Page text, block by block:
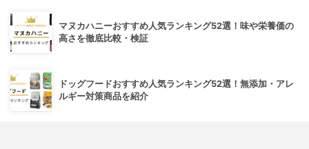
マヌカハニーおすすめ人気ランキング52選！味や栄養価の
高さを徹底比較・検証
ドッグフードおすすめ人気ランキング52選！無添加・アレ
ルギー対策商品を紹介